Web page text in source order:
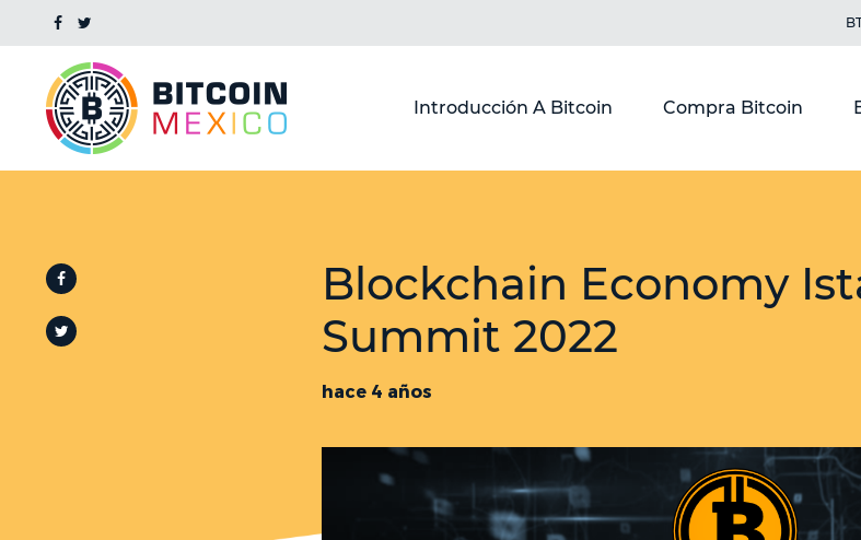
Introducción A Bitcoin Compra Bitcoin
Blockchain Economy
Summit 2022
hace 4 años